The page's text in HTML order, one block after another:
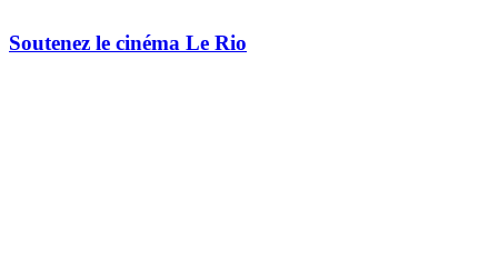
Soutenez le cinéma Le Rio